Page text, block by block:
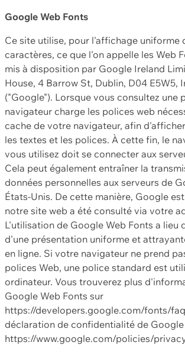
Google Web Fonts
Ce site utilise, pour l'affichage uniforme
caractères, ce que l'on appelle les Web
mis à disposition par Google Ireland
House, 4 Barrow St, Dublin, D04 E5W5,
("Google"). Lorsque vous consultez une
navigateur charge les polices web
cache de votre navigateur, afin
les textes et les polices. À cette fin, le
vous utilisez doit se connecter aux
Cela peut également entraîner la
données personnelles aux serveurs de
États-Unis. De cette manière, Google
notre site web a été consulté via votre
L'utilisation de Google Web Fonts a lieu
d'une présentation uniforme et
en ligne. Si votre navigateur ne prend
polices Web, une police standard est
ordinateur. Vous trouverez plus
Google Web Fonts sur
https://developers.google.com/fonts/
déclaration de confidentialité de Google
https://www.google.com/policies/